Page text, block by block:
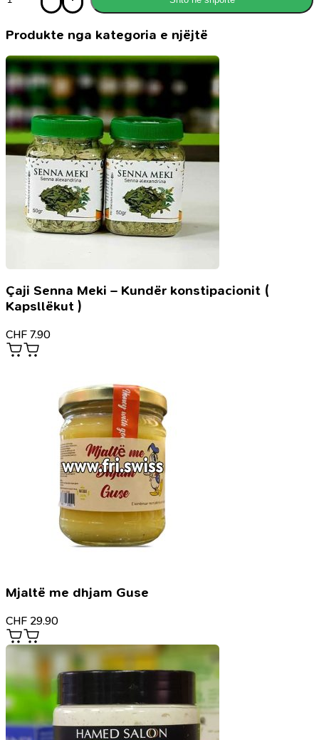
Aq
mirë
s’të
shpërfillin
dot
Produkte nga kategoria e njëjtë
Çaji Senna Meki – Kundër konstipacionit (
Kapsllëkut )
CHF 7.90
Mjaltë me dhjam Guse
CHF 29.90